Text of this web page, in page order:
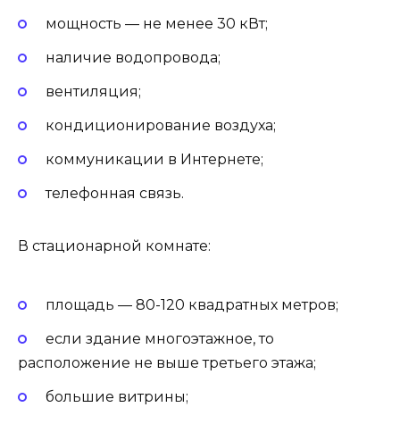
мощность — не менее 30 кВт;
наличие водопровода;
вентиляция;
кондиционирование воздуха;
коммуникации в Интернете;
телефонная связь.
В стационарной комнате:
площадь — 80-120 квадратных метров;
если здание многоэтажное, то
расположение не выше третьего этажа;
большие витрины;